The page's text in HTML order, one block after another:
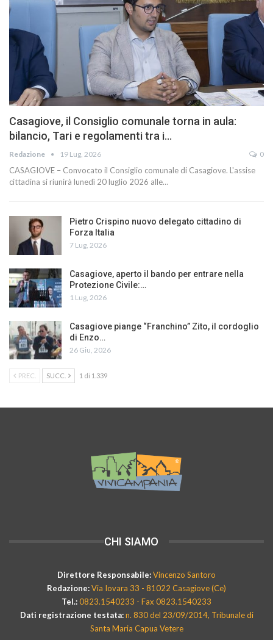
Casagiove, il Consiglio comunale torna in aula:
bilancio, Tari e regolamenti tra i…
Redazione 19 Lug, 2026 0
CASAGIOVE – Convocato il Consiglio comunale di Casagiove. L'assise
cittadina si riunirà lunedì 20 luglio 2026 alle…
Pietro Crispino nuovo delegato cittadino di
Forza Italia
7 Lug, 2026
Casagiove, aperto il bando per entrare nella
Protezione Civile:…
1 Lug, 2026
Casagiove piange “Franchino” Zito, il cordoglio
di Enzo…
26 Giu, 2026
PREC. SUCC. 1 di 1.339
CHI SIAMO
Direttore Responsabile:Vincenzo Santoro
Redazione:Via Iovara 33 - 81022 Casagiove (Ce)
Tel.:0823.1540233 - Fax 0823.1540233
Dati registrazione testata:n. 830 del 23/09/2014, Tribunale di
Santa Maria Capua Vetere